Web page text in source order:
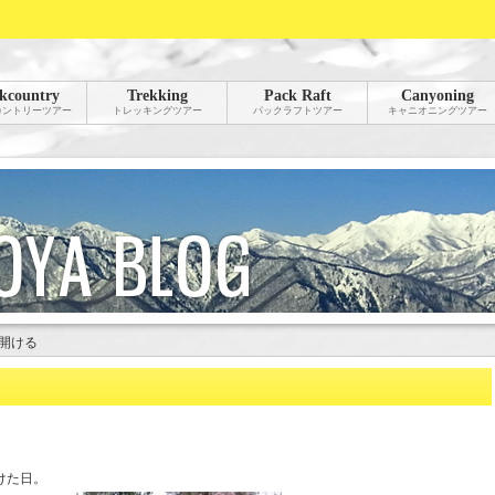
トリーツアー
Trekking
トレッキングツアー
Pack Raft
パックラフトツアー
Canyoning
キャニオニングツアー
ける
日。